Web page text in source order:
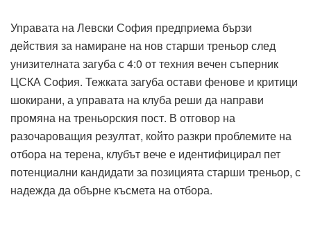
Управата на Левски София предприема бързи
действия за намиране на нов старши треньор след
унизителната загуба с 4:0 от техния вечен съперник
ЦСКА София. Тежката загуба остави фенове и критици
шокирани, а управата на клуба реши да направи
промяна на треньорския пост. В отговор на
разочароващия резултат, който разкри проблемите на
отбора на терена, клубът вече е идентифицирал пет
потенциални кандидати за позицията старши треньор, с
надежда да обърне късмета на отбора.